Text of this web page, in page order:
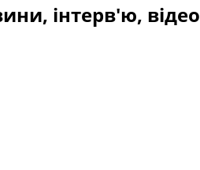
інтерв'ю, відео